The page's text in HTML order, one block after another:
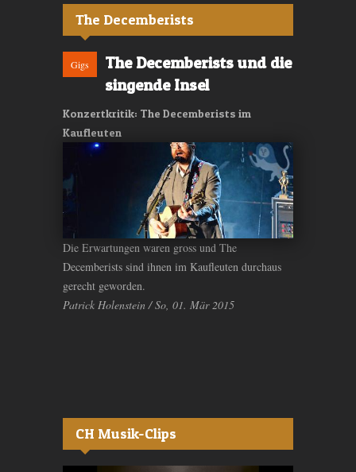
The Decemberists
Gigs
The Decemberists und die
singende Insel
Konzertkritik: The Decemberists im
Kaufleuten
Die Erwartungen waren gross und The
Decemberists sind ihnen im Kaufleuten durchaus
gerecht geworden.
Patrick Holenstein / So, 01. Mär 2015
CH Musik-Clips